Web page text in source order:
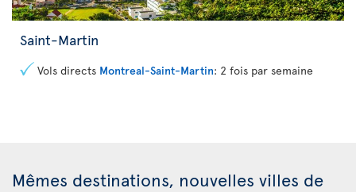
Saint-Martin
Vols directs Montreal-Saint-Martin: 2 fois par semaine
Mêmes destinations, nouvelles villes de